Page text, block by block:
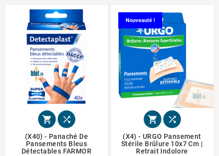
 
(x40) - Panaché De
Pansements Bleus
Détectables FARMOR
Nouveauté !
 
(x4) - URGO Pansement
Stérile Brûlure 10x7 Cm |
Retrait Indolore